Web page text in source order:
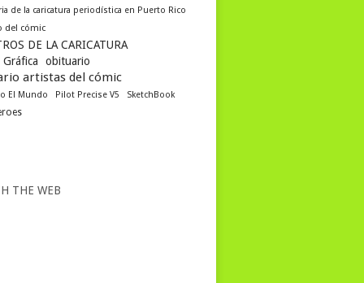
de la caricatura periodística en Puerto Rico
del cómic
DE LA CARICATURA
obituario
artistas del cómic
El Mundo Pilot Precise V5 SketchBook
THE WEB